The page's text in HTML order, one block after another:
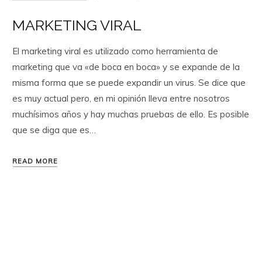
MARKETING VIRAL
El marketing viral es utilizado como herramienta de
marketing que va «de boca en boca» y se expande de la
misma forma que se puede expandir un virus. Se dice que
es muy actual pero, en mi opinión lleva entre nosotros
muchísimos años y hay muchas pruebas de ello. Es posible
que se diga que es…
READ MORE